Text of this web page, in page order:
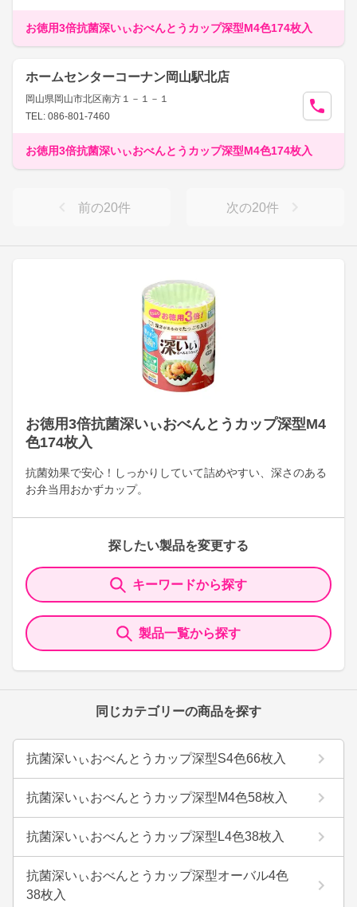
お徳用3倍抗菌深いぃおべんとうカップ深型M4
色174枚入
抗菌効果で安心！しっかりしていて詰めやすい、深さのある
お弁当用おかずカップ。
探したい製品を変更する
キーワードから探す
製品一覧から探す
同じカテゴリーの商品を探す
抗菌深いぃおべんとうカップ深型S4色66枚入
抗菌深いぃおべんとうカップ深型M4色58枚入
抗菌深いぃおべんとうカップ深型L4色38枚入
抗菌深いぃおべんとうカップ深型オーバル4色
38枚入
お徳用3倍抗菌深いぃおべんとうカップ深型M4色174枚入
ホームセンターコーナン岡山駅北店
岡山県岡山市北区南方１－１－１
TEL: 086-801-7460
お徳用3倍抗菌深いぃおべんとうカップ深型M4色174枚入
前の20件 次の20件